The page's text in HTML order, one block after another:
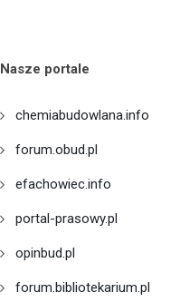
Nasze portale
chemiabudowlana.info
forum.obud.pl
efachowiec.info
portal-prasowy.pl
opinbud.pl
forum.bibliotekarium.pl